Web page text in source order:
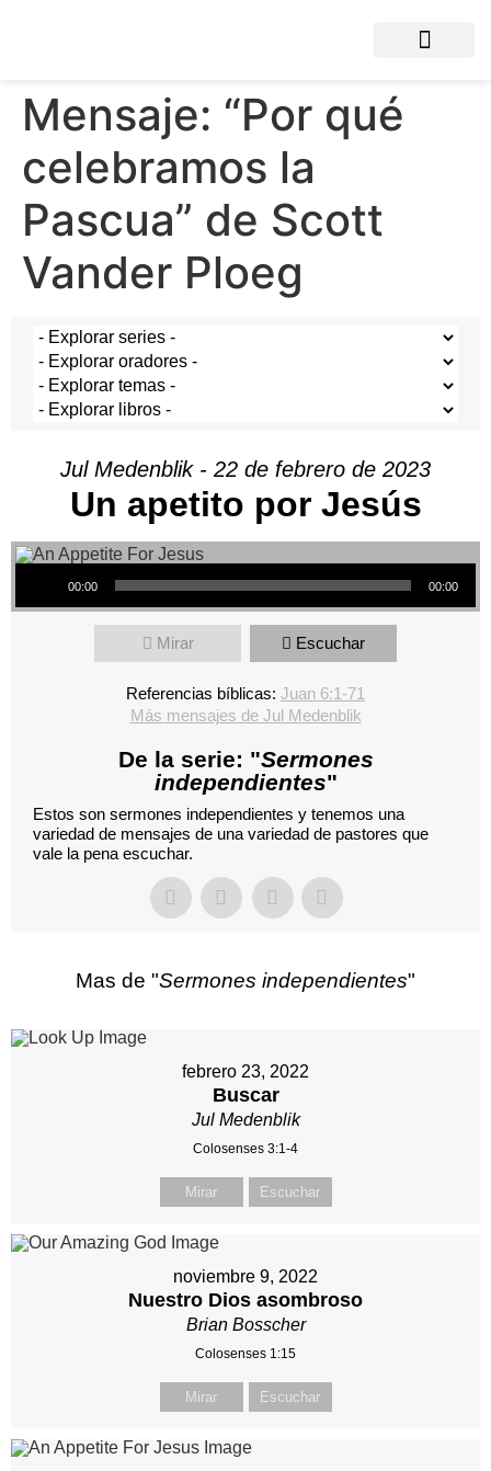
Mensaje: “Por qué
celebramos la
Pascua” de Scott
Vander Ploeg
Jul Medenblik - 22 de febrero de 2023
Un apetito por Jesús
Reproductor de audio
00:00 00:00
Mirar Escuchar
Referencias bíblicas: Juan 6:1-71
Más mensajes de Jul Medenblik
De la serie: "Sermones
independientes"
Estos son sermones independientes y tenemos una
variedad de mensajes de una variedad de pastores que
vale la pena escuchar.
Mas de "Sermones independientes"
febrero 23, 2022
Buscar
Jul Medenblik
Colosenses 3:1-4
Mirar Escuchar
noviembre 9, 2022
Nuestro Dios asombroso
Brian Bosscher
Colosenses 1:15
Mirar Escuchar